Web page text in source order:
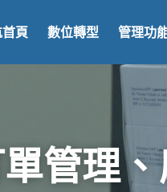
頁 數位轉型 管理功
管理